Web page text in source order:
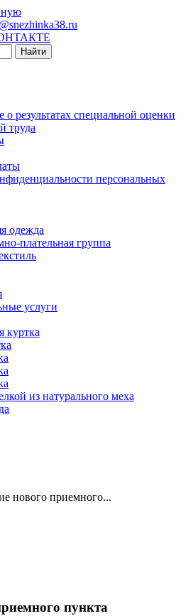
Найти
о результатах специальной оценки
труда
персональных
одежда
плательная группа
услуги
куртка
из натурального меха
нового приемного...
пункта